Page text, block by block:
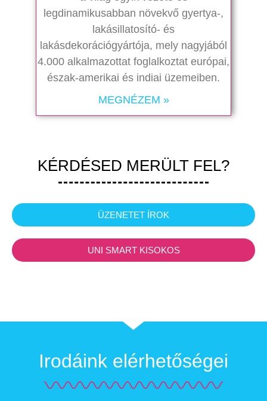
legdinamikusabban növekvő gyertya-,
lakásillatosító- és
lakásdekorációgyártója, mely nagyjából
4.000 alkalmazottat foglalkoztat európai,
észak-amerikai és indiai üzemeiben.
MEGNÉZEM »
KÉRDÉSED MERÜLT FEL?
ÜZENETET ÍROK
UNI SMART KISOKOS
Irodáink elérhetőségei